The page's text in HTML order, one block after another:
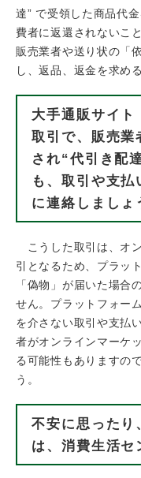
達” で受領した商品代
費者に返還されないこ
販売業者や送り状の「
し、返品、返金を求め
大手通販サイト
取引で、販売業
され“代引き配
も、取引や支払
に連絡しましょ
こうした取引は、オ
引となるため、プラッ
「偽物」が届いた場合
せん。プラットフォー
を介さない取引や支払
者がオンラインマーケ
る可能性もありますの
う。
不安に思ったり
は、消費生活セ